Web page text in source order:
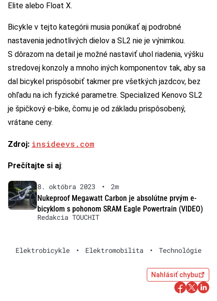
Elite alebo Float X.
Bicykle v tejto kategórii musia ponúkať aj podrobné
nastavenia jednotlivých dielov a SL2 nie je výnimkou.
S dôrazom na detail je možné nastaviť uhol riadenia, výšku
stredovej konzoly a mnoho iných komponentov tak, aby sa
dal bicykel prispôsobiť takmer pre všetkých jazdcov, bez
ohľadu na ich fyzické parametre. Specialized Kenovo SL2
je špičkový e-bike, čomu je od základu prispôsobený,
vrátane ceny.
Zdroj: insideevs.com
Prečítajte si aj:
8. októbra 2023 •
2m
Nukeproof Megawatt Carbon je absolútne prvým e-
bicyklom s pohonom SRAM Eagle Powertrain (VIDEO)
Redakcia TOUCHIT
Elektrobicykle • Elektromobilita • Technológie
Nahlásiť chybu